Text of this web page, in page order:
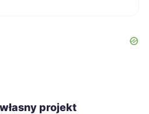
projekt